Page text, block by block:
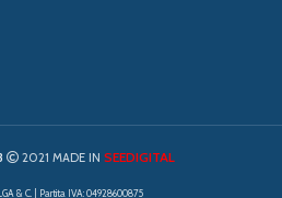
2021 MADE IN SEEDIGITAL
& C. | Partita IVA: 04928600875